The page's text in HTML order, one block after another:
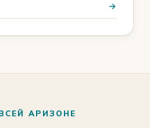
АРИЗОНЕ